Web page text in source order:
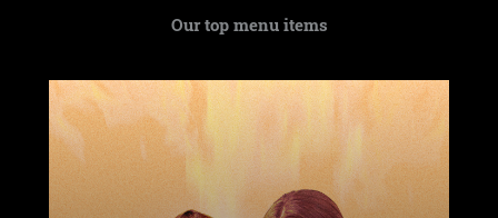
Our top menu items